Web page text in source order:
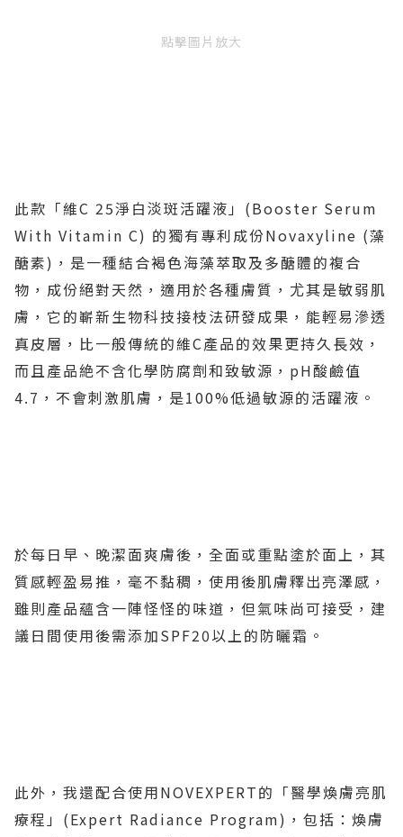
點擊圖片放大
此款「維C 25淨白淡斑活躍液」(Booster Serum
With Vitamin C) 的獨有專利成份Novaxyline (藻
醣素)，是一種結合褐色海藻萃取及多醣體的複合
物，成份絕對天然，適用於各種膚質，尤其是敏弱肌
膚，它的嶄新生物科技接枝法研發成果，能輕易滲透
真皮層，比一般傳統的維C產品的效果更持久長效，
而且產品絶不含化學防腐劑和致敏源，pH酸鹼值
4.7，不會刺激肌膚，是100%低過敏源的活躍液。
於每日早、晚潔面爽膚後，全面或重點塗於面上，其
質感輕盈易推，毫不黏稠，使用後肌膚釋出亮澤感，
雖則產品蘊含一陣怪怪的味道，但氣味尚可接受，建
議日間使用後需添加SPF20以上的防曬霜。
此外，我還配合使用NOVEXPERT的「醫學煥膚亮肌
療程」(Expert Radiance Program)，包括：煥膚